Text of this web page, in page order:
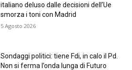
italiano deluso dalle decisioni dell’Ue
smorza i toni con Madrid
5 Agosto 2026
Sondaggi politici: tiene Fdi, in calo il Pd.
Non si ferma l’onda lunga di Futuro